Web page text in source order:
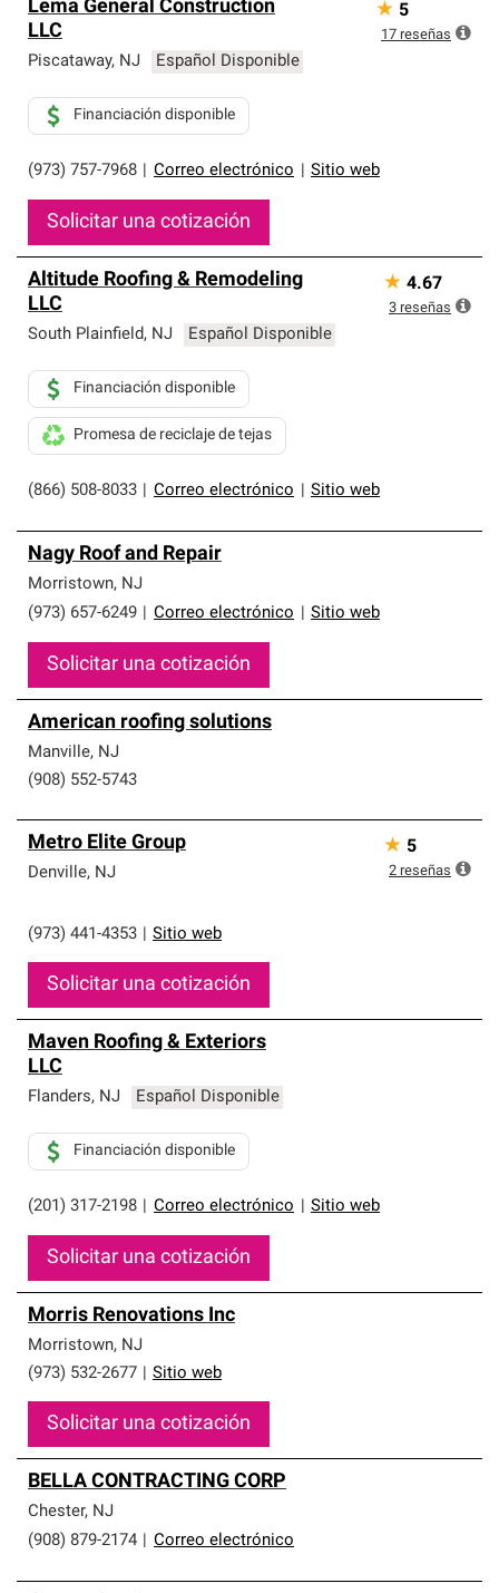
Lema General Construction
LLC
Piscataway, NJ Español Disponible
(973) 757-7968 Correo electrónico Sitio web
Financiación disponible
Solicitar una cotización
★ 5
17 reseñas
Altitude Roofing & Remodeling
LLC
South Plainfield, NJ Español Disponible
(866) 508-8033 Correo electrónico Sitio web
Financiación disponible
Promesa de reciclaje de tejas
★ 4.67
3 reseñas
Nagy Roof and Repair
Morristown, NJ
(973) 657-6249
Correo electrónico Sitio web
Solicitar una cotización
American roofing solutions
Manville, NJ
(908) 552-5743
Metro Elite Group
Denville, NJ
(973) 441-4353 Sitio web
Solicitar una cotización
★ 5
2 reseñas
Maven Roofing & Exteriors
LLC
Flanders, NJ Español Disponible
(201) 317-2198 Correo electrónico Sitio web
Financiación disponible
Solicitar una cotización
Morris Renovations Inc
Morristown, NJ
(973) 532-2677
Sitio web
Solicitar una cotización
BELLA CONTRACTING CORP
Chester, NJ
(908) 879-2174
Correo electrónico